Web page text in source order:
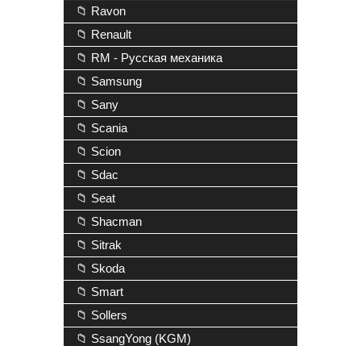
📁 Ravon
📁 Renault
📁 RM - Русская механика
📁 Samsung
📁 Sany
📁 Scania
📁 Scion
📁 Sdac
📁 Seat
📁 Shacman
📁 Sitrak
📁 Skoda
📁 Smart
📁 Sollers
📁 SsangYong (KGM)